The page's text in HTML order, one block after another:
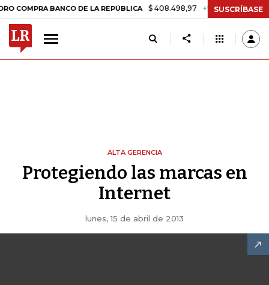
BANCO DE LA REPÚBLICA $ 408.498,97 +$ 8.753,81 +2,19%
SUSCRÍBASE
ALTA GERENCIA
Protegiendo las marcas en
Internet
lunes, 15 de abril de 2013